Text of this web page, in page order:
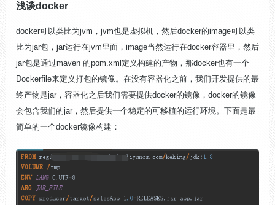
浅谈docker
docker可以类比为jvm，jvm也是虚拟机，然后docker的image可以类
比为jar包，jar运行在jvm里面，image当然运行在docker容器里，然后
jar包是通过maven 的pom.xml定义构建的产物，那docker也有一个
Dockerfile来定义打包的镜像。在没有容器化之前，我们开发提供的最
终产物是jar，容器化之后我们需要提供docker的镜像，docker的镜像
会包含我们的jar，然后提供一个稳定的可移植的运行环境。下面是最
简单的一个docker镜像构建：